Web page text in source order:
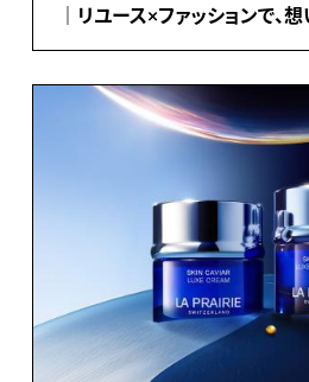
｜リユース×ファッションで、